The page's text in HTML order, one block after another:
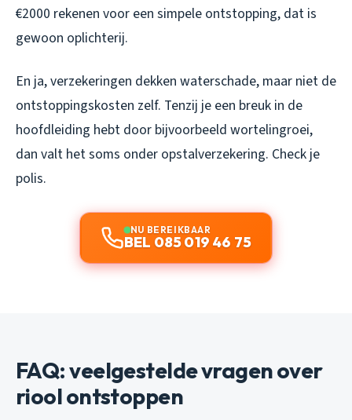
€2000 rekenen voor een simpele ontstopping, dat is
gewoon oplichterij.
En ja, verzekeringen dekken waterschade, maar niet de
ontstoppingskosten zelf. Tenzij je een breuk in de
hoofdleiding hebt door bijvoorbeeld wortelingroei,
dan valt het soms onder opstalverzekering. Check je
polis.
NU BEREIKBAAR
BEL 085 019 46 75
FAQ: veelgestelde vragen over
riool ontstoppen